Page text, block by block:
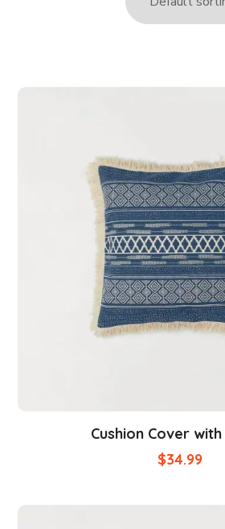
Cushion Cover
$34.99